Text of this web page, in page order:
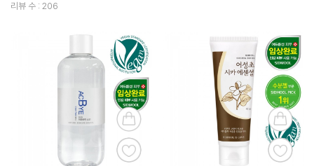
리뷰 수 : 206